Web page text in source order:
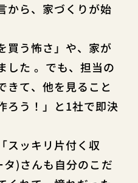
から、家づくりが始
買う怖さ」や、家が
した 。でも、担当の
きて、他を見ること
ろう！」と1社で即決
スッキリ片付く収
)さんも自分のこだ